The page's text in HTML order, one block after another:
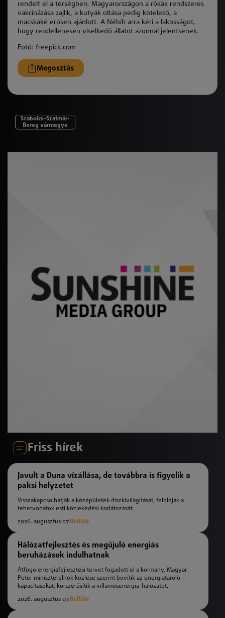
rendelt el a térségben. Magyarországon a rókák rendszeres
vakcinázása zajlik, a kutyák oltása pedig kötelező, a
macskáké erősen ajánlott. A Nébih arra kéri a lakosságot,
hogy rendellenesen viselkedő állatot azonnal jelentsenek.
Fotó: freepick.com
Megosztás
Szabolcs-Szatmár-
Bereg vármegye
Friss hírek
Javult a Duna vízállása, de továbbra is figyelik a
paksi helyzetet
Visszakapcsolhatják a középületek díszkivilágítását, feloldják a
tehervonatok esti közlekedési korlátozását.
2026. augusztus 07.Belföld
Hálózatfejlesztés és megújuló energiás
beruházások indulhatnak
Átfogó energiafejlesztési tervet fogadott el a kormány. Magyar
Péter miniszterelnök közlése szerint bővítik az energiatároló
kapacitásokat, korszerűsítik a villamosenergia-hálózatot.
2026. augusztus 07.Belföld